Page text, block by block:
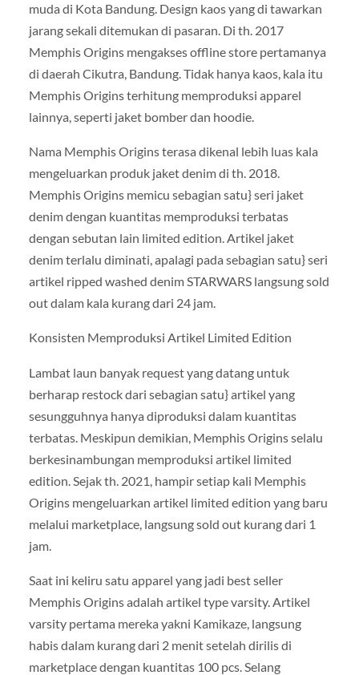
muda di Kota Bandung. Design kaos yang di tawarkan
jarang sekali ditemukan di pasaran. Di th. 2017
Memphis Origins mengakses offline store pertamanya
di daerah Cikutra, Bandung. Tidak hanya kaos, kala itu
Memphis Origins terhitung memproduksi apparel
lainnya, seperti jaket bomber dan hoodie.
Nama Memphis Origins terasa dikenal lebih luas kala
mengeluarkan produk jaket denim di th. 2018.
Memphis Origins memicu sebagian satu} seri jaket
denim dengan kuantitas memproduksi terbatas
dengan sebutan lain limited edition. Artikel jaket
denim terlalu diminati, apalagi pada sebagian satu} seri
artikel ripped washed denim STARWARS langsung sold
out dalam kala kurang dari 24 jam.
Konsisten Memproduksi Artikel Limited Edition
Lambat laun banyak request yang datang untuk
berharap restock dari sebagian satu} artikel yang
sesungguhnya hanya diproduksi dalam kuantitas
terbatas. Meskipun demikian, Memphis Origins selalu
berkesinambungan memproduksi artikel limited
edition. Sejak th. 2021, hampir setiap kali Memphis
Origins mengeluarkan artikel limited edition yang baru
melalui marketplace, langsung sold out kurang dari 1
jam.
Saat ini keliru satu apparel yang jadi best seller
Memphis Origins adalah artikel type varsity. Artikel
varsity pertama mereka yakni Kamikaze, langsung
habis dalam kurang dari 2 menit setelah dirilis di
marketplace dengan kuantitas 100 pcs. Selang